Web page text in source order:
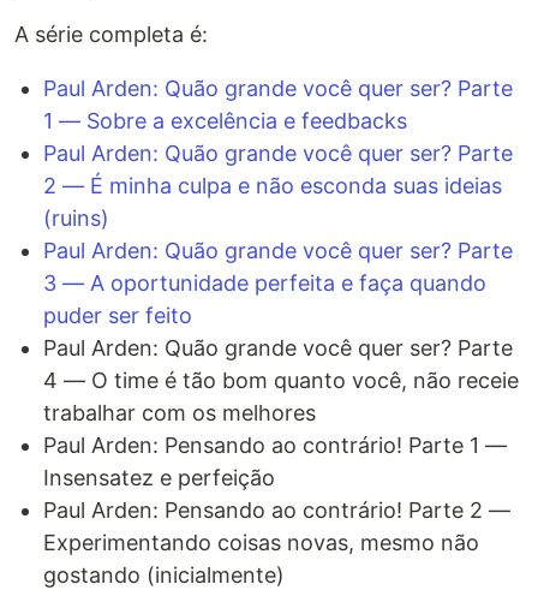
A série completa é:
Paul Arden: Quão grande você quer ser? Parte
1 — Sobre a excelência e feedbacks
Paul Arden: Quão grande você quer ser? Parte
2 — É minha culpa e não esconda suas ideias
(ruins)
Paul Arden: Quão grande você quer ser? Parte
3 — A oportunidade perfeita e faça quando
puder ser feito
Paul Arden: Quão grande você quer ser? Parte
4 — O time é tão bom quanto você, não receie
trabalhar com os melhores
Paul Arden: Pensando ao contrário! Parte 1 —
Insensatez e perfeição
Paul Arden: Pensando ao contrário! Parte 2 —
Experimentando coisas novas, mesmo não
gostando (inicialmente)